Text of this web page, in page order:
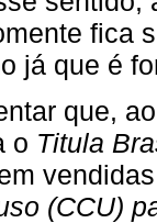
fica
já que é
que,
o Titula
(CCU)